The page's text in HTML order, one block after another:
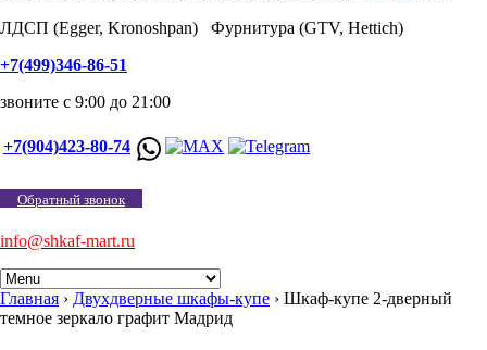
ЛДСП (Egger, Kronoshpan) Фурнитура (GTV, Hettich)
+7(499)346-86-51
звоните с 9:00 до 21:00
+7(904)423-80-74
Обратный звонок
info@shkaf-mart.ru
Главная › Двухдверные шкафы-купе › Шкаф-купе 2-дверный
темное зеркало графит Мадрид